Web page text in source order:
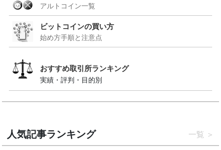
アルトコイン一覧
ビットコインの買い方
始め方手順と注意点
おすすめ取引所ランキング
実績・評判・目的別
人気記事ランキング 一覧